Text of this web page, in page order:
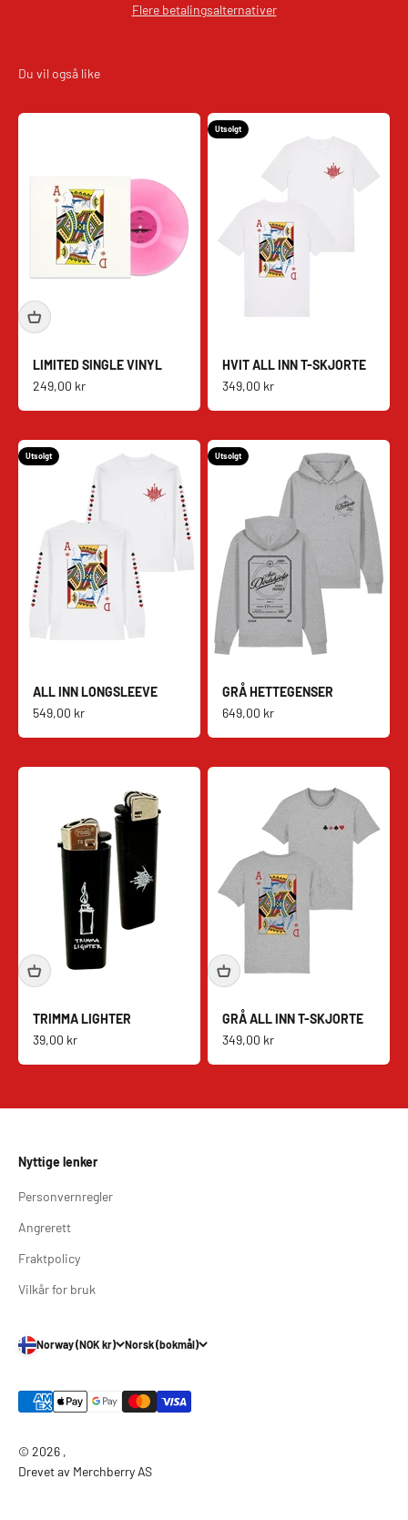
Flere betalingsalternativer
LIMITED SINGLE VINYL
Salgspris
249,00 kr
Utsolgt
HVIT ALL INN T-SKJORTE
Salgspris
349,00 kr
Utsolgt
ALL INN LONGSLEEVE
Salgspris
549,00 kr
Utsolgt
GRÅ HETTEGENSER
Salgspris
649,00 kr
TRIMMA LIGHTER
Salgspris
39,00 kr
GRÅ ALL INN T-SKJORTE
Salgspris
349,00 kr
Nyttige lenker
Personvernregler
Angrerett
Fraktpolicy
Vilkår for bruk
Norway (NOK kr) Norsk (bokmål)
© 2026 ,
Drevet av Merchberry AS